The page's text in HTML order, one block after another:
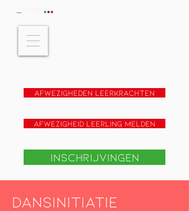
Afwezigheden leerkrachten
Afwezigheid leerling melden
Inschrijvingen
Dansinitiatie